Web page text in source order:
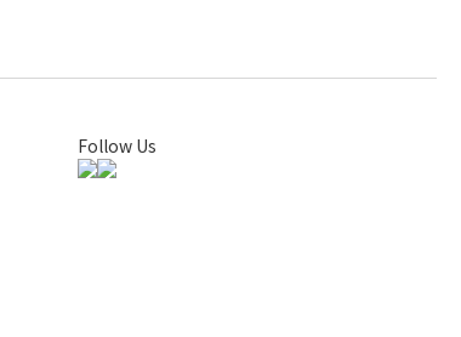
Follow Us